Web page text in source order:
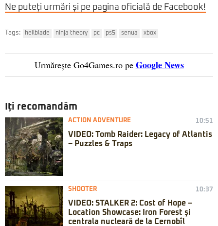
Ne puteți urmări și pe pagina oficială de Facebook!
Tags: hellblade ninja theory pc ps5 senua xbox
Urmărește Go4Games.ro pe Google News
Iți recomandăm
ACTION ADVENTURE 10:51
VIDEO: Tomb Raider: Legacy of Atlantis
– Puzzles & Traps
SHOOTER 10:37
VIDEO: STALKER 2: Cost of Hope –
Location Showcase: Iron Forest și
centrala nucleară de la Cernobîl